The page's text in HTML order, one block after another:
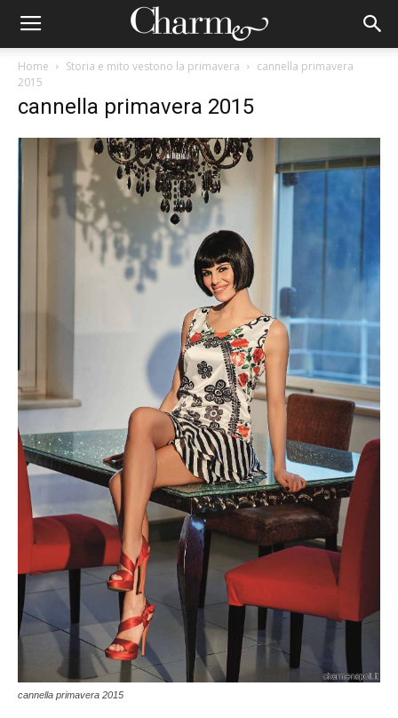
Home Storia e mito vestono la primavera
cannella primavera
2015
cannella primavera 2015
cannella primavera 2015